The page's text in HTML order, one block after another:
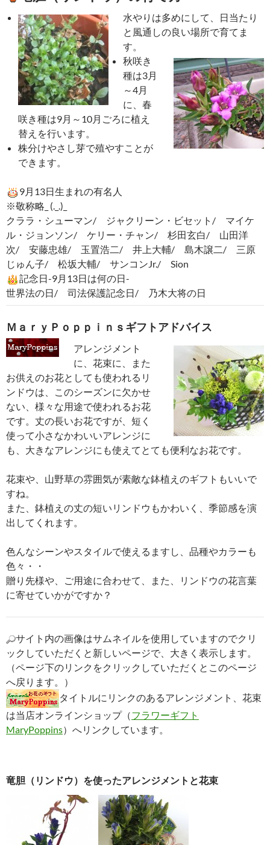
水やりは多めにして、日当たり
と風通しの良い場所で育てま
す。
秋咲き
種は3月
～4月
に、春
咲き種は9月～10月ごろに植え
替えを行います。
株分けやさし芽で殖やすことが
できます。
9月13日生まれの有名人
※敬称略_ (._.)_
クララ・シューマン/ ジャクリーン・ビセット/ マイケ
ル・ジョンソン/ ケリー・チャン/ 杉田玄白/ 山田洋
次/ 安藤忠雄/ 玉置浩二/ 井上大輔/ 島木譲二/ 三原
じゅん子/ 松坂大輔/ サンコンJr./ Sion
記念日-9月13日は何の日-
世界法の日/ 司法保護記念日/ 乃木大将の日
ＭａｒｙＰｏｐｐｉｎｓギフトアドバイス
アレンジメント
に、花束に、また
お供えのお花としても使われるリ
ンドウは、このシーズンに欠かせ
ない、様々な用途で使われるお花
です。丈の長いお花ですが、短く
使って小さなかわいいアレンジに
も、大きなアレンジにも使えてとても便利なお花です。
花束や、山野草の雰囲気が素敵な鉢植えのギフトもいいで
すね。
また、鉢植えの丈の短いリンドウもかわいく、季節感を演
出してくれます。
色んなシーンやスタイルで使えるますし、品種やカラーも
色々・・
贈り先様や、ご用途に合わせて、また、リンドウの花言葉
に寄せていかがですか？
サイト内の画像はサムネイルを使用していますのでクリ
ックしていただくと新しいページで、大きく表示します。
（ページ下のリンクをクリックしていただくとこのページ
へ戻ります。）
タイトルにリンクのあるアレンジメント、花束
は当店オンラインショップ（フラワーギフト
MaryPoppins）へリンクしています。
竜胆（リンドウ）を使ったアレンジメントと花束